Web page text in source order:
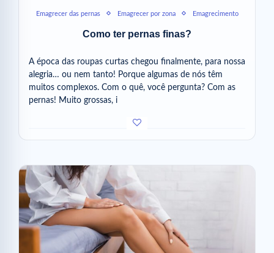
Emagrecer das pernas Emagrecer por zona Emagrecimento
Como ter pernas finas?
A época das roupas curtas chegou finalmente, para nossa
alegria… ou nem tanto! Porque algumas de nós têm
muitos complexos. Com o quê, você pergunta? Com as
pernas! Muito grossas, i